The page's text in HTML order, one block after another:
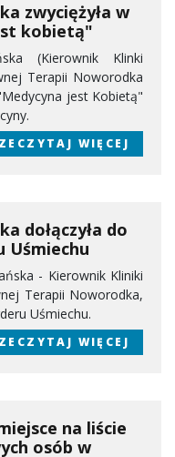
zwyciężyła w
kobietą"
(Kierownik Klinki
Terapii Noworodka
jest Kobietą"
WIĘCEJ
dołączyła do
Uśmiechu
- Kierownik Kliniki
Terapii Noworodka,
Uśmiechu.
WIĘCEJ
na liście
osób w